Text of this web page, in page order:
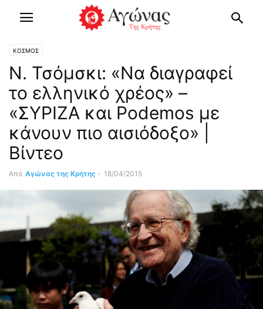
ΚΟΣΜΟΣ
Ν. Τσόμσκι: «Να διαγραφεί
το ελληνικό χρέος» –
«ΣΥΡΙΖΑ και Podemos με
κάνουν πιο αισιόδοξο» |
Bίντεο
Από Αγώνας της Κρήτης - 18/04/2015